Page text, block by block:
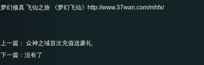
梦幻修真 飞仙之旅 《梦幻飞仙》 http://www.37wan.com/mhfx/
上一篇： 众神之域首次充值送豪礼
下一篇：没有了